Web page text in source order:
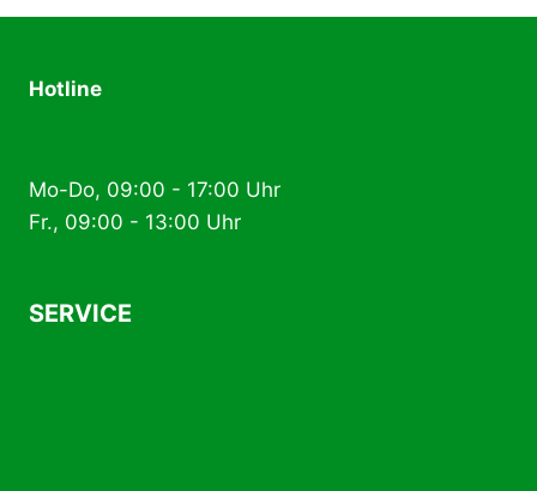
Hotline
Mo-Do, 09:00 - 17:00 Uhr
Fr., 09:00 - 13:00 Uhr
SERVICE